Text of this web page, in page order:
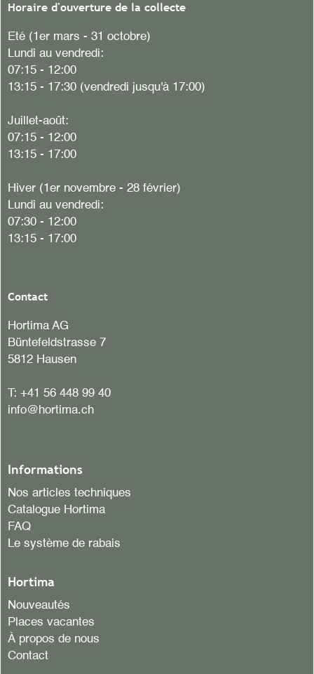
Horaire d'ouverture de la collecte
Eté (1er mars - 31 octobre)
Lundi au vendredi:
07:15 - 12:00
13:15 - 17:30 (vendredi jusqu'à 17:00)
Juillet-août:
07:15 - 12:00
13:15 - 17:00
Hiver (1er novembre - 28 février)
Lundi au vendredi:
07:30 - 12:00
13:15 - 17:00
Contact
Hortima AG
Büntefeldstrasse 7
5812 Hausen
T: +41 56 448 99 40
info@hortima.ch
Informations
Nos articles techniques
Catalogue Hortima
FAQ
Le système de rabais
Hortima
Nouveautés
Places vacantes
À propos de nous
Contact